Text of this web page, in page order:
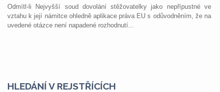
Odmítl-li Nejvyšší soud dovolání stěžovatelky jako nepřípustné ve
vztahu k její námitce ohledně aplikace práva EU s odůvodněním, že na
uvedené otázce není napadené rozhodnutí...
HLEDÁNÍ V REJSTŘÍCÍCH